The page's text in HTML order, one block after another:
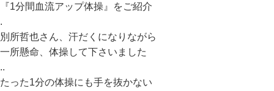
『1分間血流アップ体操』をご紹介
.
別所哲也さん、汗だくになりながら
一所懸命、体操して下さいました
..
たった1分の体操にも手を抜かない